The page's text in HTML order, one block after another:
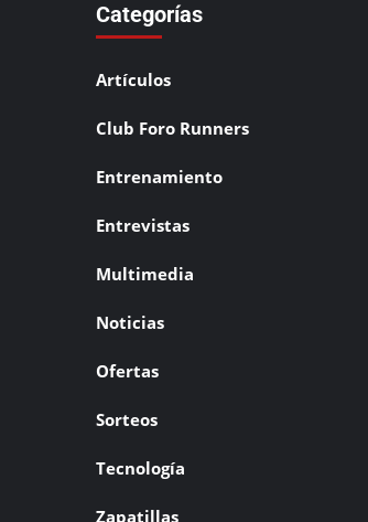
Categorías
Artículos
Club Foro Runners
Entrenamiento
Entrevistas
Multimedia
Noticias
Ofertas
Sorteos
Tecnología
Zapatillas